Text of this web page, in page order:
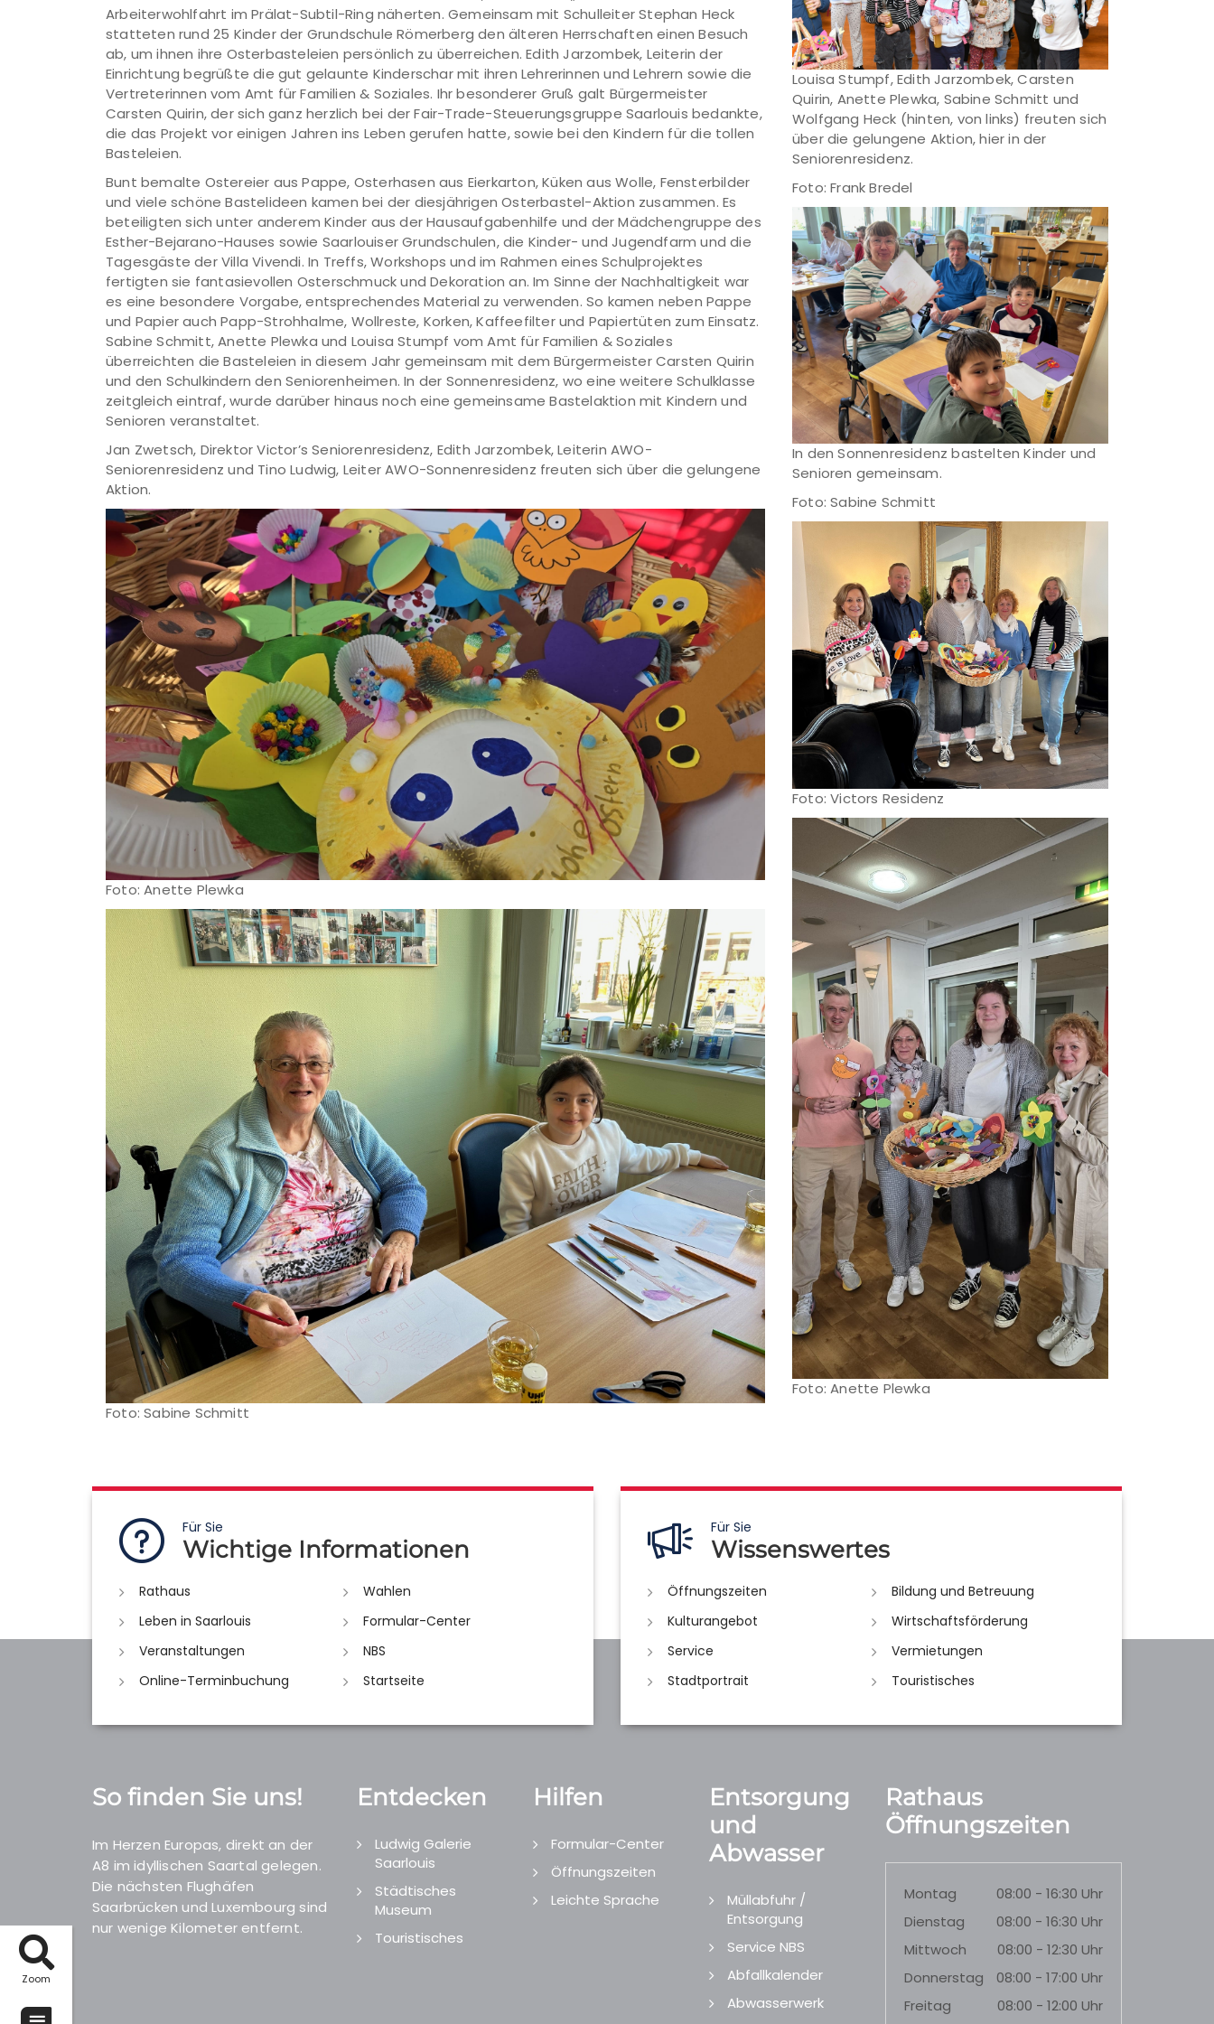
Zoom
Arbeiterwohlfahrt im Prälat-Subtil-Ring näherten. Gemeinsam mit Schulleiter Stephan Heck
statteten rund 25 Kinder der Grundschule Römerberg den älteren Herrschaften einen Besuch
ab, um ihnen ihre Osterbasteleien persönlich zu überreichen. Edith Jarzombek, Leiterin der
Einrichtung begrüßte die gut gelaunte Kinderschar mit ihren Lehrerinnen und Lehrern sowie die
Vertreterinnen vom Amt für Familien & Soziales. Ihr besonderer Gruß galt Bürgermeister
Carsten Quirin, der sich ganz herzlich bei der Fair-Trade-Steuerungsgruppe Saarlouis bedankte,
die das Projekt vor einigen Jahren ins Leben gerufen hatte, sowie bei den Kindern für die tollen
Basteleien.
Bunt bemalte Ostereier aus Pappe, Osterhasen aus Eierkarton, Küken aus Wolle, Fensterbilder
und viele schöne Bastelideen kamen bei der diesjährigen Osterbastel-Aktion zusammen. Es
beteiligten sich unter anderem Kinder aus der Hausaufgabenhilfe und der Mädchengruppe des
Esther-Bejarano-Hauses sowie Saarlouiser Grundschulen, die Kinder- und Jugendfarm und die
Tagesgäste der Villa Vivendi. In Treffs, Workshops und im Rahmen eines Schulprojektes
fertigten sie fantasievollen Osterschmuck und Dekoration an. Im Sinne der Nachhaltigkeit war
es eine besondere Vorgabe, entsprechendes Material zu verwenden. So kamen neben Pappe
und Papier auch Papp-Strohhalme, Wollreste, Korken, Kaffeefilter und Papiertüten zum Einsatz.
Sabine Schmitt, Anette Plewka und Louisa Stumpf vom Amt für Familien & Soziales
überreichten die Basteleien in diesem Jahr gemeinsam mit dem Bürgermeister Carsten Quirin
und den Schulkindern den Seniorenheimen. In der Sonnenresidenz, wo eine weitere Schulklasse
zeitgleich eintraf, wurde darüber hinaus noch eine gemeinsame Bastelaktion mit Kindern und
Senioren veranstaltet.
Jan Zwetsch, Direktor Victor’s Seniorenresidenz, Edith Jarzombek, Leiterin AWO-
Seniorenresidenz und Tino Ludwig, Leiter AWO-Sonnenresidenz freuten sich über die gelungene
Aktion.
Foto: Anette Plewka
Foto: Sabine Schmitt
Louisa Stumpf, Edith Jarzombek, Carsten
Quirin, Anette Plewka, Sabine Schmitt und
Wolfgang Heck (hinten, von links) freuten sich
über die gelungene Aktion, hier in der
Seniorenresidenz.
Foto: Frank Bredel
In den Sonnenresidenz bastelten Kinder und
Senioren gemeinsam.
Foto: Sabine Schmitt
Foto: Victors Residenz
Foto: Anette Plewka
Für Sie
Wichtige Informationen
Rathaus
Wahlen
Leben in Saarlouis
Formular-Center
Veranstaltungen
NBS
Online-Terminbuchung
Startseite
Für Sie
Wissenswertes
Öffnungszeiten
Bildung und Betreuung
Kulturangebot
Wirtschaftsförderung
Service
Vermietungen
Stadtportrait
Touristisches
So finden Sie uns!
Im Herzen Europas, direkt an der
A8 im idyllischen Saartal gelegen.
Die nächsten Flughäfen
Saarbrücken und Luxembourg sind
nur wenige Kilometer entfernt.
Entdecken
Ludwig Galerie
Saarlouis
Städtisches
Museum
Touristisches
Hilfen
Formular-Center
Öffnungszeiten
Leichte Sprache
Entsorgung
und
Abwasser
Müllabfuhr /
Entsorgung
Service NBS
Abfallkalender
Abwasserwerk
Rathaus
Öffnungszeiten
Montag
08:00 - 16:30 Uhr
Dienstag
08:00 - 16:30 Uhr
Mittwoch
08:00 - 12:30 Uhr
Donnerstag
08:00 - 17:00 Uhr
Freitag
08:00 - 12:00 Uhr